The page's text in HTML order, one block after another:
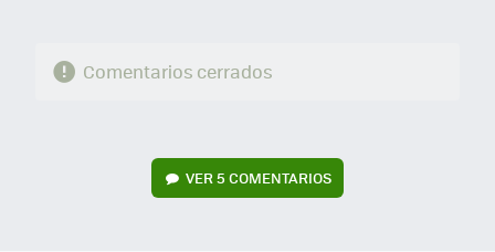
Comentarios cerrados
VER 5 COMENTARIOS